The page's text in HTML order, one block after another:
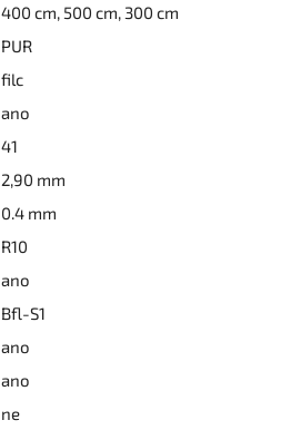
400 cm, 500 cm, 300 cm
PUR
filc
ano
41
2,90 mm
0.4 mm
R10
ano
Bfl-S1
ano
ano
ne